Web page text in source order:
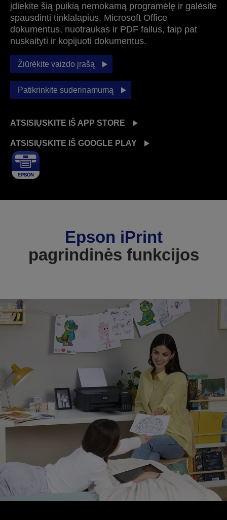
įdiekite šią puikią nemokamą programėlę ir galėsite
spausdinti tinklalapius, Microsoft Office
dokumentus, nuotraukas ir PDF failus, taip pat
nuskaityti ir kopijuoti dokumentus.
Žiūrėkite vaizdo įrašą
Patikrinkite suderinamumą
ATSISIŲSKITE IŠ APP STORE
ATSISIŲSKITE IŠ GOOGLE PLAY
Epson iPrint
pagrindinės funkcijos